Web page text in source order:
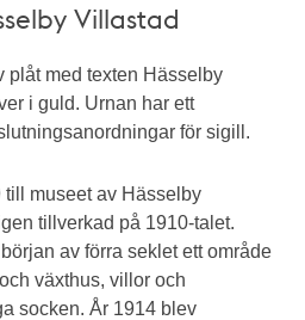
Villastad
plåt med texten Hässelby
i guld. Urnan har ett
för sigill.
museet av Hässelby
tillverkad på 1910-talet.
av förra seklet ett område
växthus, villor och
socken. År 1914 blev